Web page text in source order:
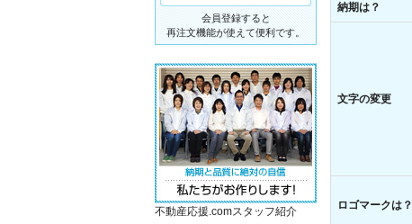
納期は？
文字の変更
ロゴマークは？
会員登録すると
再注文機能が使えて便利です。
不動産応援.comスタッフ紹介